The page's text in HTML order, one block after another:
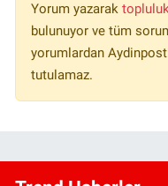
Yorum yazarak topluluk
bulunuyor ve tüm
yorumlardan
tutulamaz.